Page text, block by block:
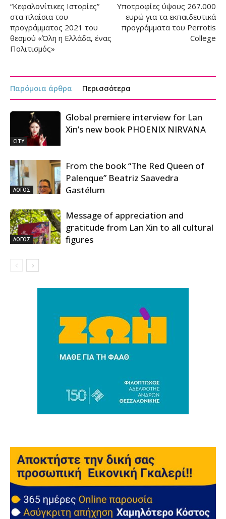
“Κεφαλονίτικες Ιστορίες”
στα πλαίσια του
προγράμματος 2021 του
θεσμού «Όλη η Ελλάδα, ένας
Πολιτισμός»
Υποτροφίες ύψους 267.000
ευρώ για τα εκπαιδευτικά
προγράμματα του Perrotis
College
Παρόμοια άρθρα Περισσότερα
CITY
Global premiere interview for Lan
Xin’s new book PHOENIX NIRVANA
ΛΟΓΟΣ
From the book “The Red Queen of
Palenque” Beatriz Saavedra
Gastélum
ΛΟΓΟΣ
Message of appreciation and
gratitude from Lan Xin to all cultural
figures